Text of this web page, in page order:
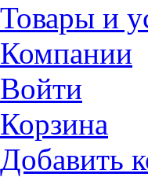
Товары и
Компании
Войти
Корзина
Добавить